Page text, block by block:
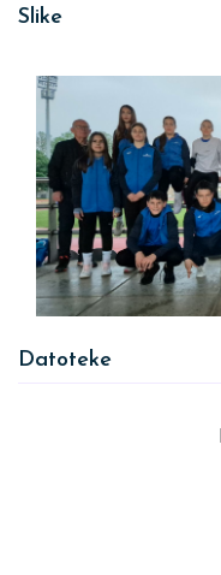
Slike
Datoteke